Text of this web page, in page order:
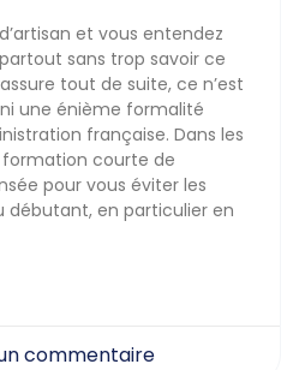
et vous entendez
sans trop savoir ce
tout de suite, ce n’est
une énième formalité
française. Dans les
formation courte de
pour vous éviter les
débutant, en particulier en
commentaire